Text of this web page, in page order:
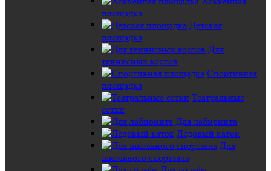
площадка
Детская
площадка
Для
теннисных кортов
Спортивная
площадка
Театральные
сетки
Для лабиринта
Ледовый каток
Для
школьного спортзала